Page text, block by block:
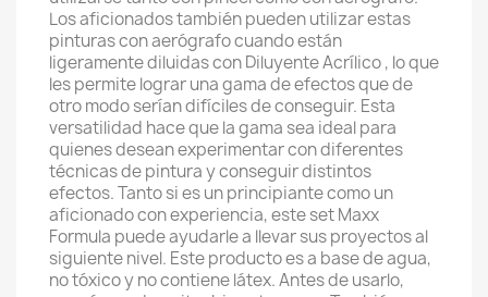
Los aficionados también pueden utilizar estas
pinturas con aerógrafo cuando están
ligeramente diluidas con Diluyente Acrílico , lo que
les permite lograr una gama de efectos que de
otro modo serían difíciles de conseguir. Esta
versatilidad hace que la gama sea ideal para
quienes desean experimentar con diferentes
técnicas de pintura y conseguir distintos
efectos. Tanto si es un principiante como un
aficionado con experiencia, este set Maxx
Formula puede ayudarle a llevar sus proyectos al
siguiente nivel. Este producto es a base de agua,
no tóxico y no contiene látex. Antes de usarlo,